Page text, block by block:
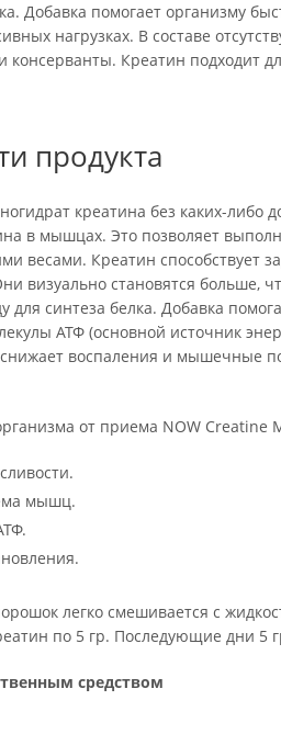
Добавка помогает организму
нагрузках. В составе
консерванты. Креатин подходит
продукта
креатина без каких-либо
в мышцах. Это позволяет
весами. Креатин способствует
визуально становятся больше,
для синтеза белка. Добавка
АТФ (основной источник
воспаления и мышечные
от приема NOW Creatine
мышц.
легко смешивается с
по 5 гр. Последующие дни 5
средством